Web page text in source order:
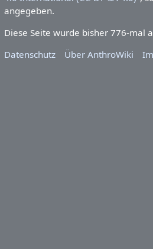
Der Inhalt ist verfügbar unter der
Weitergabe unter gleichen
, sofern nicht
Diese Seite wurde bisher 776-mal